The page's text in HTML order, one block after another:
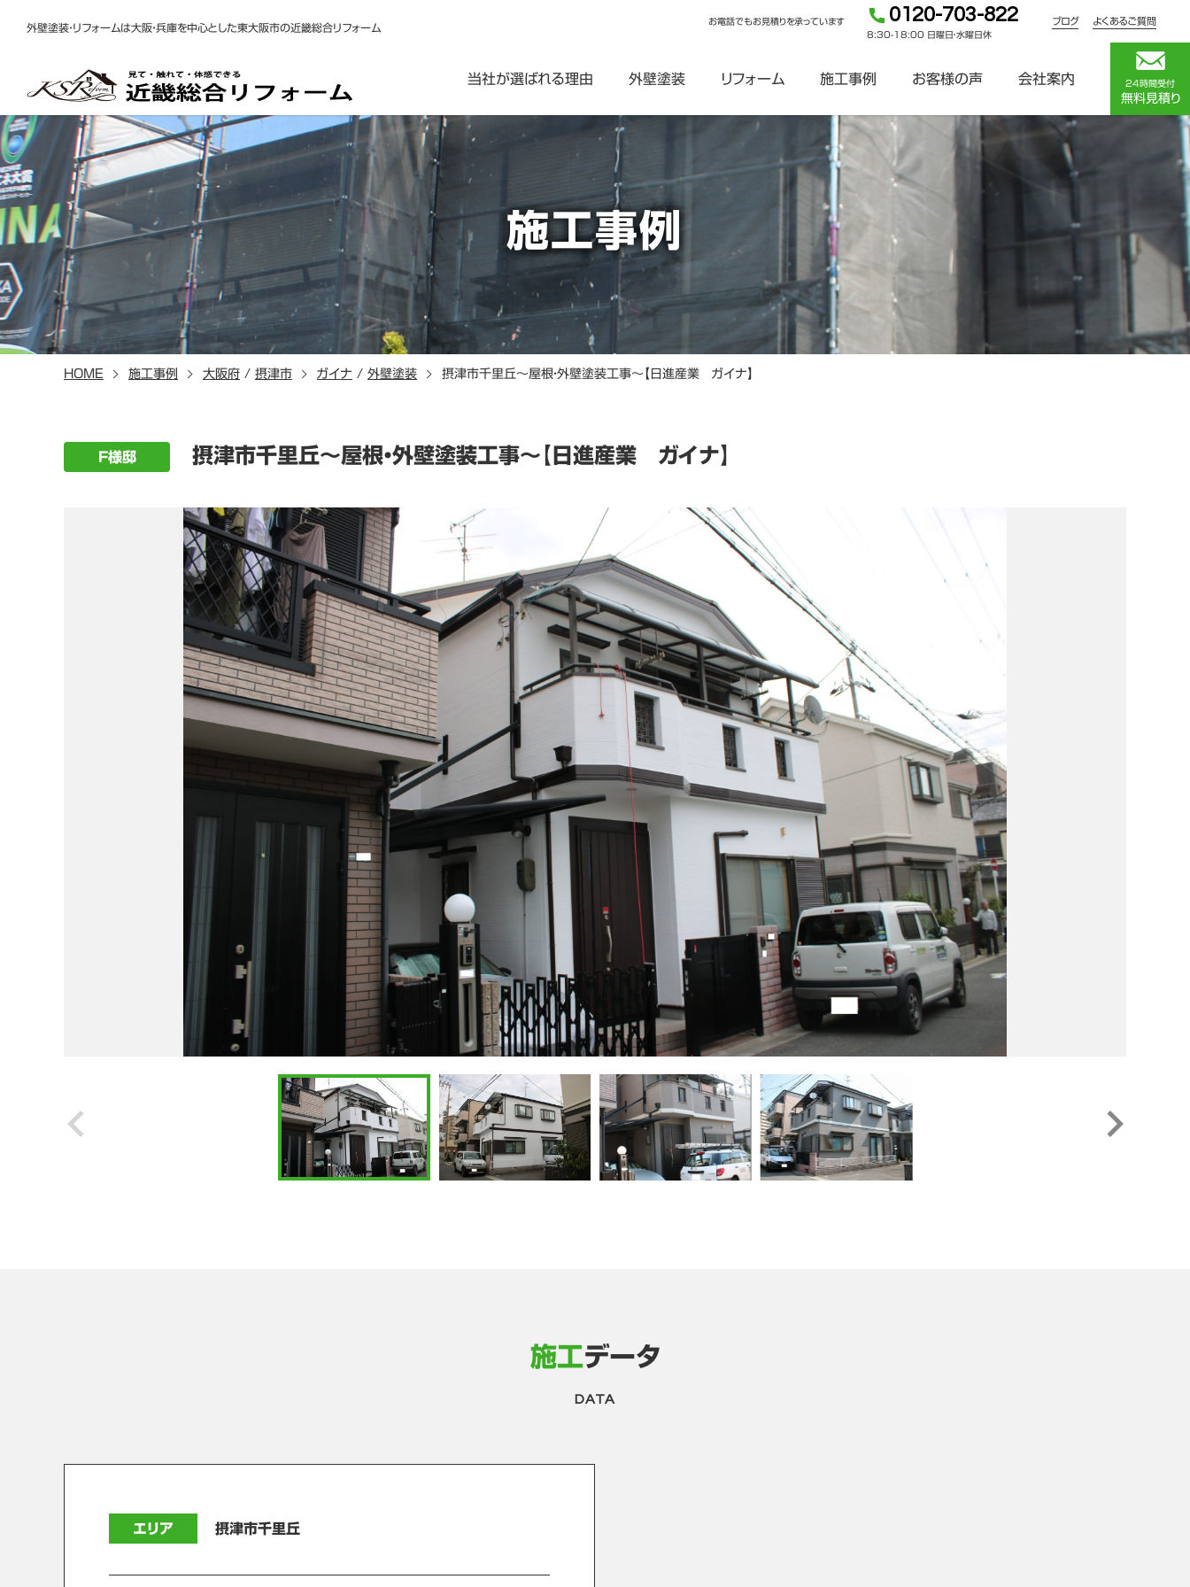
外壁塗装・リフォームは大阪・兵庫を中心とした東大阪市の近畿総合リフォーム
お電話でもお見積りを承っています 0120-703-822
8:30-18:00 日曜日・水曜日休
ブログ よくあるご質問
当社が選ばれる理由 外壁塗装 リフォーム 施工事例 お客様の声 会社案内 24時間受付
無料見積り
施工事例
HOME 施工事例 大阪府 / 摂津市 ガイナ / 外壁塗装 摂津市千里丘～屋根・外壁塗装工事～【日進産業 ガイナ】
F様邸 摂津市千里丘～屋根・外壁塗装工事～【日進産業 ガイナ】
施工データ
DATA
エリア 摂津市千里丘